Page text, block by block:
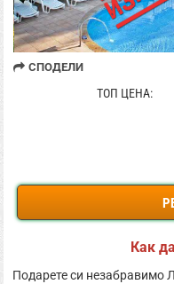
СПОДЕЛИ
ТОП ЦЕНА:
Как
Подарете си незабравимо